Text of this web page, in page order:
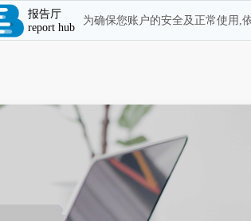
报告厅
report hub
为确保您账户的安全及正常使用,